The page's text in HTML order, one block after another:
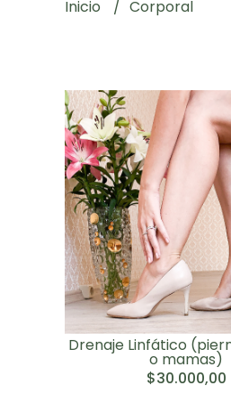
Inicio Corporal
Drenaje Linfático
o mamas)
$30.000,00